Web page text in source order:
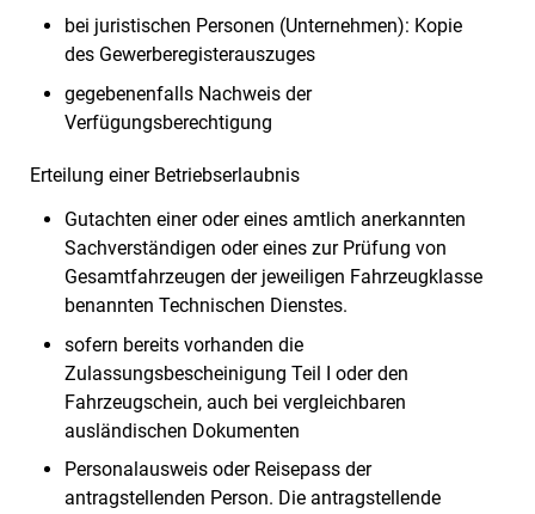
bei juristischen Personen (Unternehmen): Kopie
des Gewerberegisterauszuges
gegebenenfalls Nachweis der
Verfügungsberechtigung
Erteilung einer Betriebserlaubnis
Gutachten einer oder eines amtlich anerkannten
Sachverständigen oder eines zur Prüfung von
Gesamtfahrzeugen der jeweiligen Fahrzeugklasse
benannten Technischen Dienstes.
sofern bereits vorhanden die
Zulassungsbescheinigung Teil I oder den
Fahrzeugschein, auch bei vergleichbaren
ausländischen Dokumenten
Personalausweis oder Reisepass der
antragstellenden Person. Die antragstellende